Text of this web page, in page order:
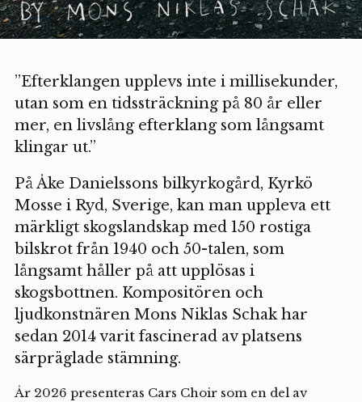
”Efterklangen upplevs inte i millisekunder,
utan som en tidssträckning på 80 år eller
mer, en livslång efterklang som långsamt
klingar ut.”
På Åke Danielssons bilkyrkogård, Kyrkö
Mosse i Ryd, Sverige, kan man uppleva ett
märkligt skogslandskap med 150 rostiga
bilskrot från 1940 och 50-talen, som
långsamt håller på att upplösas i
skogsbottnen. Kompositören och
ljudkonstnären Mons Niklas Schak har
sedan 2014 varit fascinerad av platsens
särpräglade stämning.
År 2026 presenteras Cars Choir som en del av